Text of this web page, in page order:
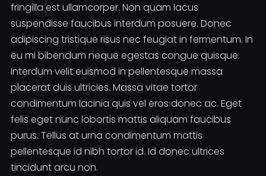
fringilla est ullamcorper. Non quam lacus
suspendisse faucibus interdum posuere. Donec
adipiscing tristique risus nec feugiat in fermentum. In
eu mi bibendum neque egestas congue quisque.
Interdum velit euismod in pellentesque massa
placerat duis ultricies. Massa vitae tortor
condimentum lacinia quis vel eros donec ac. Eget
felis eget nunc lobortis mattis aliquam faucibus
purus. Tellus at urna condimentum mattis
pellentesque id nibh tortor id. Id donec ultrices
tincidunt arcu non.